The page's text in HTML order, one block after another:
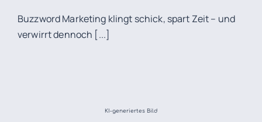
Buzzword Marketing klingt schick, spart Zeit – und
verwirrt dennoch [...]
KI-generiertes Bild